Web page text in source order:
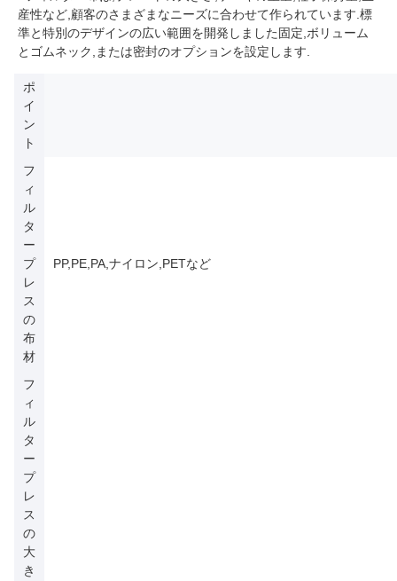
産性など,顧客のさまざまなニーズに合わせて作られています.標
準と特別のデザインの広い範囲を開発しました固定,ボリューム
とゴムネック,または密封のオプションを設定します.
ポ
イ
ン
ト
フ
ィ
ル
タ
ー
プ
レ
ス
の
布
材
PP,PE,PA,ナイロン,PETなど
フ
ィ
ル
タ
ー
プ
レ
ス
の
大
き